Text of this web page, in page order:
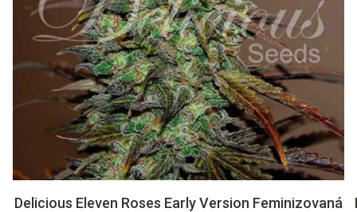
Delicious Eleven Roses Early Version Feminizovaná